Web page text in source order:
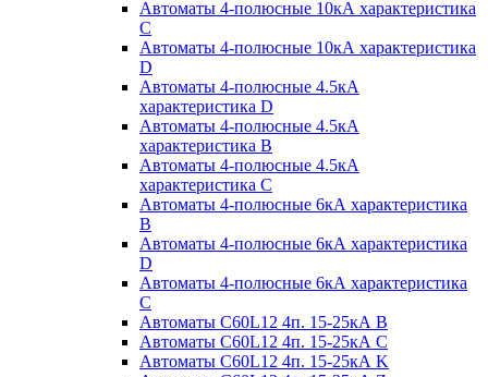
Автоматы 4-полюсные 10кА характеристика
C
Автоматы 4-полюсные 10кА характеристика
D
Автоматы 4-полюсные 4.5кА
характеристика D
Автоматы 4-полюсные 4.5кА
характеристика В
Автоматы 4-полюсные 4.5кА
характеристика С
Автоматы 4-полюсные 6кА характеристика
B
Автоматы 4-полюсные 6кА характеристика
D
Автоматы 4-полюсные 6кА характеристика
С
Автоматы C60L12 4п. 15-25кА B
Автоматы C60L12 4п. 15-25кА C
Автоматы C60L12 4п. 15-25кА K